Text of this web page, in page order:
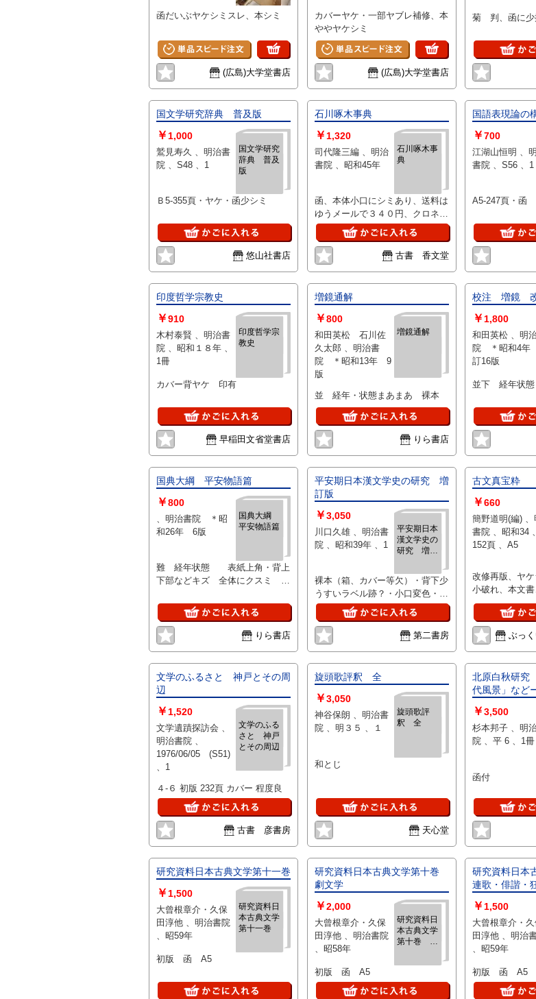
函だいぶヤケシミスレ、本シミ
(広島)大学堂書店
カバーヤケ・一部ヤブレ補修、本
ややヤケシミ
(広島)大学堂書店
菊 判、函に少
国文学研究辞典 普及版
国文学研究
辞典 普及
版
￥ 1,000
鷲見寿久 、明治書
院 、S48 、1
Ｂ5-355頁・ヤケ・函少シミ
悠山社書店
石川啄木事典
石川啄木事
典
￥ 1,320
司代隆三編 、明治
書院 、昭和45年
函、本体小口にシミあり、送料は
ゆうメールで３４０円、クロネコ
メール便で１６０円です。当店は
先払いを原則としておりますので
ご理解の上お願いします。古書 香文堂
国語表現論の
￥700
江湖山恒明 、明治
書院 、S56 、1
A5-247頁・函
印度哲学宗教史
印度哲学宗
教史
￥910
木村泰賢 、明治書
院 、昭和１８年 、
1冊
カバー背ヤケ 印有
早稲田文省堂書店
増鏡通解
増鏡通解
￥800
和田英松 石川佐
久太郎 、明治書
院 ＊昭和13年 9
版
並 経年・状態まあまあ 裸本
りら書店
校注 増鏡
￥1,800
和田英松 、明治書
院 ＊昭和4年
訂16版
並下 経年状
国典大綱 平安物語篇
国典大綱
平安物語篇
￥800
、明治書院 ＊昭
和26年 6版
難 経年状態 表紙上角・背上
下部などキズ 全体にクスミ 裏
線・記名あり （程度悪く読むだ
け）
りら書店
平安期日本漢文学史の研究 増
訂版
平安期日本
漢文学史の
研究 増訂
￥3,050
川口久雄 、明治書
院 、昭和39年 、1
裸本（箱、カバー等欠）・背下少
うすいラベル跡？・小口変色・書
き込み等無
第二書房
古文真宝粋
￥660
簡野道明(編) 、明治
書院 、昭和34 、
152頁 、A5
改修再版、ヤ
小破れ、本文
ぶっ
文学のふるさと 神戸とその周
辺
文学のふる
さと 神戸
とその周辺
￥1,520
文学遺蹟探訪会 、
明治書院 、
1976/06/05 (S51)
、1
４-６ 初版 232頁 カバー 程度良
古書 彦書房
旋頭歌評釈 全
旋頭歌評
釈 全
￥3,050
神谷保朗 、明治書
院 、明３５ 、１
和とじ
天心堂
北原白秋研究
代風景」など
￥3,500
杉本邦子 、明治書
院 、平 6 、1冊
函付
研究資料日本古典文学第十一巻
研究資料日
本古典文学
第十一巻
￥1,500
大曾根章介・久保
田淳他 、明治書院
、昭59年
初版 函 A5
研究資料日本古典文学第十巻
劇文学
研究資料日
本古典文学
第十巻 劇
￥2,000
大曾根章介・久保
田淳他 、明治書院
、昭58年
初版 函 A5
研究資料日本
連歌・俳諧・
￥1,500
大曾根章介・
田淳他 、明治書院
、昭59年
初版 函 A5